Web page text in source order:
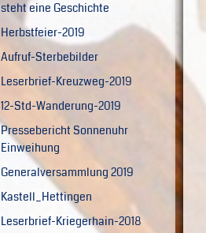
steht eine Geschichte
Herbstfeier-2019
Aufruf-Sterbebilder
Leserbrief-Kreuzweg-2019
12-Std-Wanderung-2019
Pressebericht Sonnenuhr
Einweihung
Generalversammlung 2019
Kastell_Hettingen
Leserbrief-Kriegerhain-2018